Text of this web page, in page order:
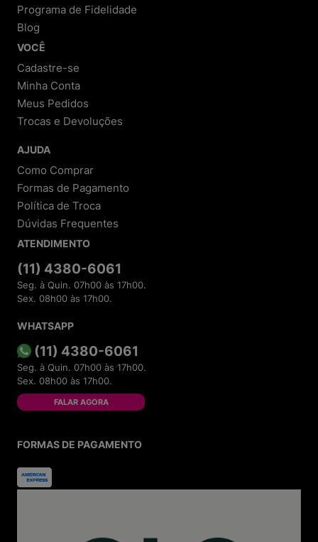
Programa de Fidelidade
Blog
VOCÊ
Cadastre-se
Minha Conta
Meus Pedidos
Trocas e Devoluções
AJUDA
Como Comprar
Formas de Pagamento
Política de Troca
Dúvidas Frequentes
ATENDIMENTO
(11) 4380-6061
Seg. à Quin. 07h00 às 17h00.
Sex. 08h00 às 17h00.
WHATSAPP
(11) 4380-6061
Seg. à Quin. 07h00 às 17h00.
Sex. 08h00 às 17h00.
FALAR AGORA
FORMAS DE PAGAMENTO